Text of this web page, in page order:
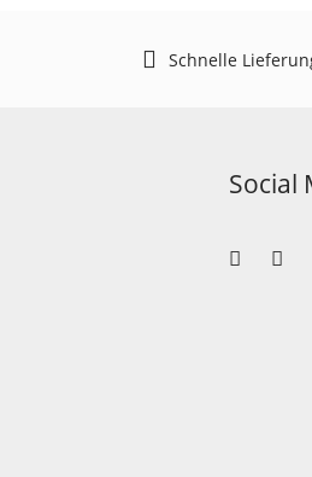
Schnelle
Social